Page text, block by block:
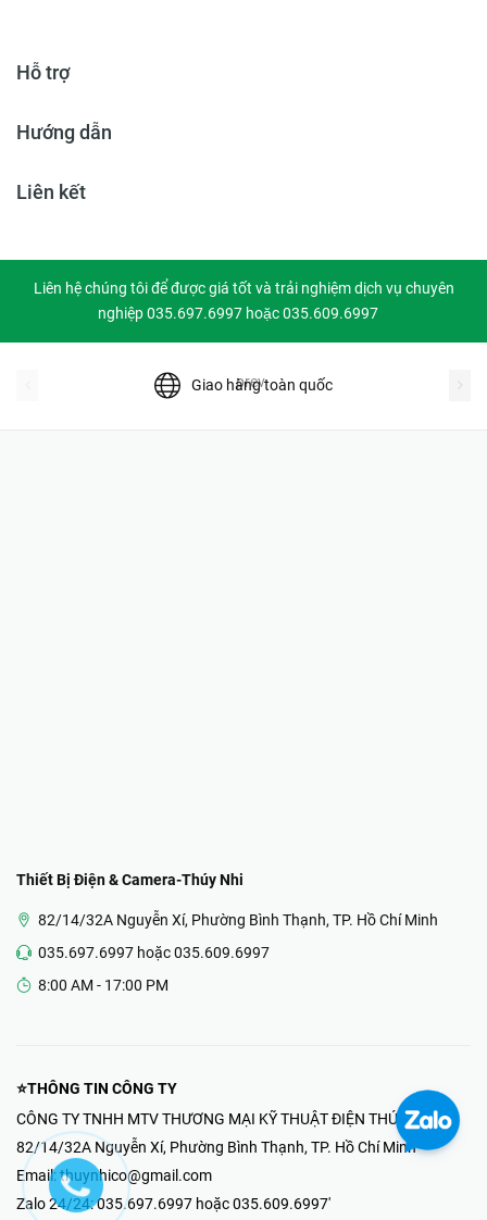
Hỗ trợ
Hướng dẫn
Liên kết
Liên hệ chúng tôi để được giá tốt và trải nghiệm dịch vụ chuyên
nghiệp 035.697.6997 hoặc 035.609.6997
Giao hàng toàn quốc
prev
Thiết Bị Điện & Camera-Thúy Nhi
82/14/32A Nguyễn Xí, Phường Bình Thạnh, TP. Hồ Chí Minh
035.697.6997 hoặc 035.609.6997
8:00 AM - 17:00 PM
⭐THÔNG TIN CÔNG TY
CÔNG TY TNHH MTV THƯƠNG MẠI KỸ THUẬT ĐIỆN THÚY NHI
82/14/32A Nguyễn Xí, Phường Bình Thạnh, TP. Hồ Chí Minh
Email: thuynhico@gmail.com
Zalo 24/24:035.697.6997 hoặc 035.609.6997'